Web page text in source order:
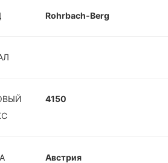
Rohrbach-Berg
4150
Австрия